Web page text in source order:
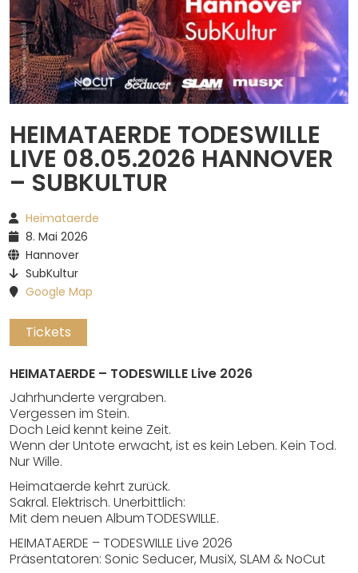
Tickets & Merch
Spotify
HEIMATAERDE TODESWILLE
LIVE 08.05.2026 HANNOVER
– SUBKULTUR
Heimataerde
8. Mai 2026
Hannover
SubKultur
Google Map
Tickets
HEIMATAERDE – TODESWILLE Live 2026
Jahrhunderte vergraben.
Vergessen im Stein.
Doch Leid kennt keine Zeit.
Wenn der Untote erwacht, ist es kein Leben. Kein Tod.
Nur Wille.
Heimataerde kehrt zurück.
Sakral. Elektrisch. Unerbittlich:
Mit dem neuen Album TODESWILLE.
HEIMATAERDE – TODESWILLE Live 2026
Präsentatoren: Sonic Seducer, MusiX, SLAM & NoCut